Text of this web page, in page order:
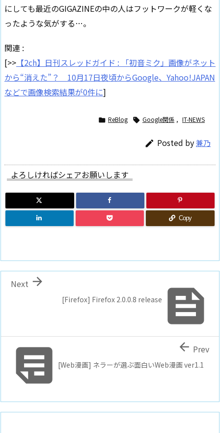
にしても最近のGIGAZINEの中の人はフットワークが軽くな
ったような気がする…。
関連 :
[>> 【2ch】日刊スレッドガイド : 「初音ミク」画像がネット
から“消えた”？ 10月17日夜頃からGoogle、Yahoo!JAPAN
などで画像検索結果が0件に]
 ReBlog  Google関係 , IT-NEWS
 Posted by兼乃
よろしければシェアお願いします
Copy

[Firefox] Firefox 2.0.0.8 release

Next
[Web漫画] ネラーが選ぶ面白いWeb漫画 ver1.1
 Prev